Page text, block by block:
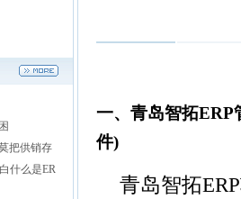
一、青岛智拓
件)
青岛智拓
把供销存
什么是ER